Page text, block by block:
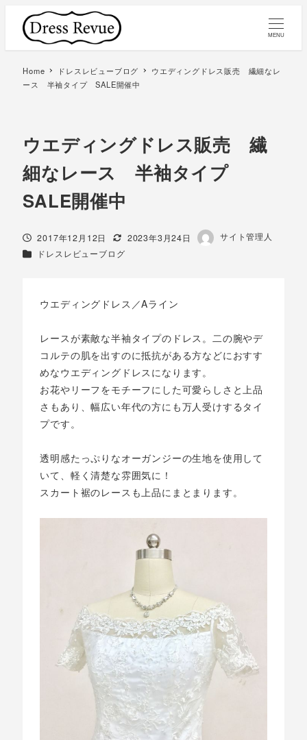
MENU
Home ドレスレビューブログ
ウエディングドレス販売 繊細なレ
ース 半袖タイプ SALE開催中
ウエディングドレス販売 繊
細なレース 半袖タイプ
SALE開催中
投稿日
2017年12月12日 更新日
2023年3月24日
著
サイト管理人
カテゴリー
ドレスレビューブログ
ウエディングドレス／Aライン
レースが素敵な半袖タイプのドレス。二の腕やデ
コルテの肌を出すのに抵抗がある方などにおすす
めなウエディングドレスになります。
お花やリーフをモチーフにした可愛らしさと上品
さもあり、幅広い年代の方にも万人受けするタイ
プです。
透明感たっぷりなオーガンジーの生地を使用して
いて、軽く清楚な雰囲気に！
スカート裾のレースも上品にまとまります。